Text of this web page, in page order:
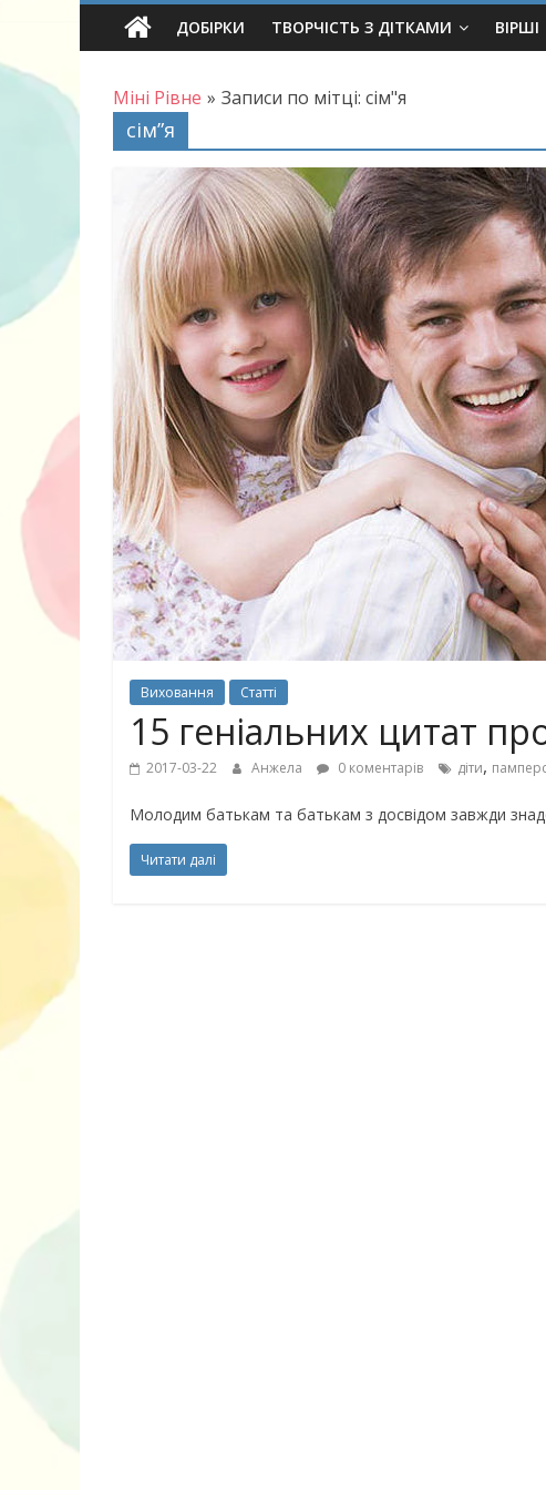
Skip
ДОБІРКИ ТВОРЧІСТЬ З ДІТКАМИ ВІРШІ
Міні Рівне » Записи по мітці: сім"я
сім”я
Виховання Статті
15 геніальних цитат
2017-03-22 Анжела 0 коментарів діти,
Молодим батькам та батькам з досвідом завжди
Читати далі
30 найкрасивіших
маму